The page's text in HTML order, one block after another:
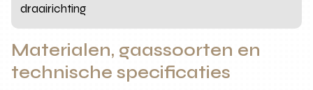
draairichting
Materialen, gaassoorten en
technische specificaties